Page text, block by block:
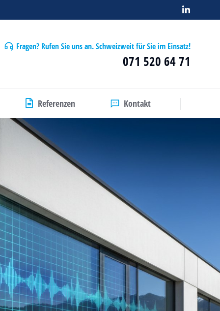
Fragen? Rufen Sie uns an. Schweizweit für Sie im Einsatz!
071 520 64 71
Referenzen Kontakt